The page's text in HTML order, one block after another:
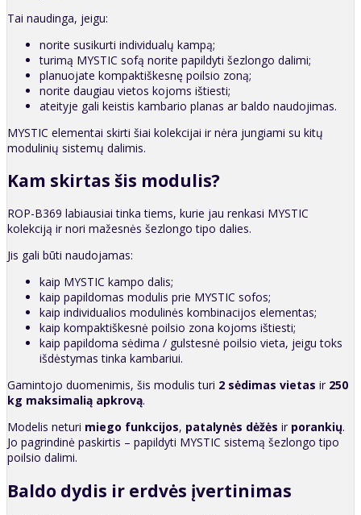
Tai naudinga, jeigu:
norite susikurti individualų kampą;
turimą MYSTIC sofą norite papildyti šezlongo dalimi;
planuojate kompaktiškesnę poilsio zoną;
norite daugiau vietos kojoms ištiesti;
ateityje gali keistis kambario planas ar baldo naudojimas.
MYSTIC elementai skirti šiai kolekcijai ir nėra jungiami su kitų
modulinių sistemų dalimis.
Kam skirtas šis modulis?
ROP-B369 labiausiai tinka tiems, kurie jau renkasi MYSTIC
kolekciją ir nori mažesnės šezlongo tipo dalies.
Jis gali būti naudojamas:
kaip MYSTIC kampo dalis;
kaip papildomas modulis prie MYSTIC sofos;
kaip individualios modulinės kombinacijos elementas;
kaip kompaktiškesnė poilsio zona kojoms ištiesti;
kaip papildoma sėdima / gulstesnė poilsio vieta, jeigu toks
išdėstymas tinka kambariui.
Gamintojo duomenimis, šis modulis turi 2 sėdimas vietas ir 250
kg maksimalią apkrovą.
Modelis neturi miego funkcijos, patalynės dėžės ir porankių.
Jo pagrindinė paskirtis – papildyti MYSTIC sistemą šezlongo tipo
poilsio dalimi.
Baldo dydis ir erdvės įvertinimas